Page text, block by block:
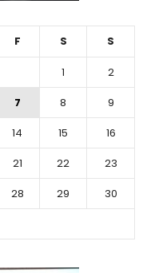
F S S
1
2
7 8
9
14 15
16
21 22
23
28 29
30